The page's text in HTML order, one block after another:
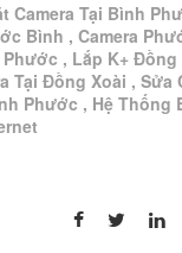
Camera Tại Bình
Bình , Camera
, Lắp K+
Tại Đồng Xoài ,
Phước , Hệ Thống